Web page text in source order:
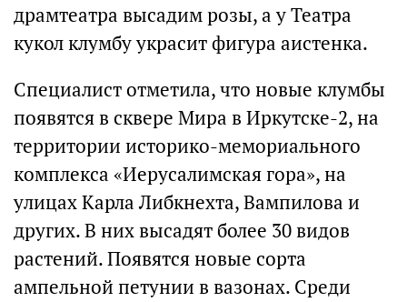
драмтеатра высадим розы, а у Театра
кукол клумбу украсит фигура аистенка.
Специалист отметила, что новые клумбы
появятся в сквере Мира в Иркутске-2, на
территории историко-мемориального
комплекса «Иерусалимская гора», на
улицах Карла Либкнехта, Вампилова и
других. В них высадят более 30 видов
растений. Появятся новые сорта
ампельной петунии в вазонах. Среди